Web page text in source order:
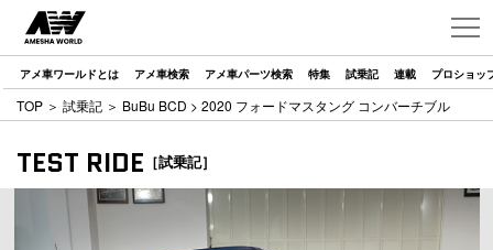
アメ車ワールドとは アメ車検索 アメ車パーツ検索 特集 試乗記 連載 プロショッ
TOP ＞ 試乗記 ＞ BuBu BCD > 2020 フォードマスタング コンバーチブル
TEST RIDE ［試乗記］